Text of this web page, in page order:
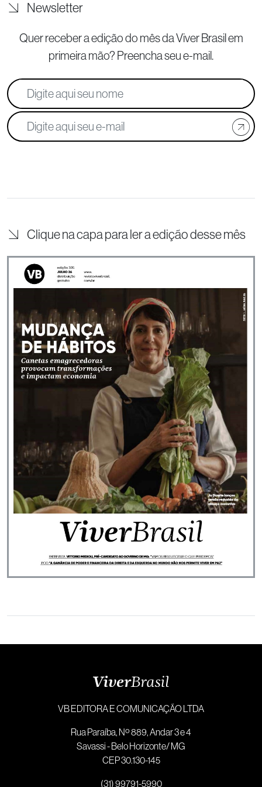
Newsletter
Quer receber a edição do mês da Viver Brasilem
primeira mão? Preencha seu e-mail.
Clique na capa para ler a edição desse mês
VB EDITORA E COMUNICAÇÃO LTDA
Rua Paraíba, Nº 889, Andar 3 e 4
Savassi - Belo Horizonte/ MG
CEP 30.130-145
(31) 99791-5990